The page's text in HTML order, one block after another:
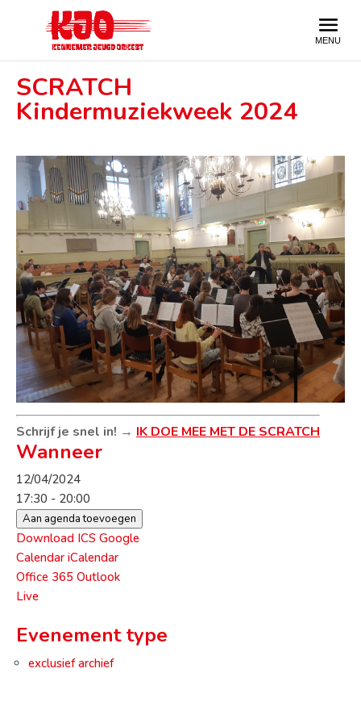
SCRATCH
Kindermuziekweek 2024
Schrijf je snel in! → IK DOE MEE MET DE SCRATCH
Wanneer
12/04/2024
17:30 - 20:00
Aan agenda toevoegen
Download ICS Google
Calendar iCalendar
Office 365 Outlook
Live
Evenement type
exclusief archief